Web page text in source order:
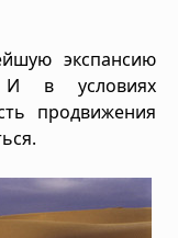
экспансию
И в условиях
продвижения